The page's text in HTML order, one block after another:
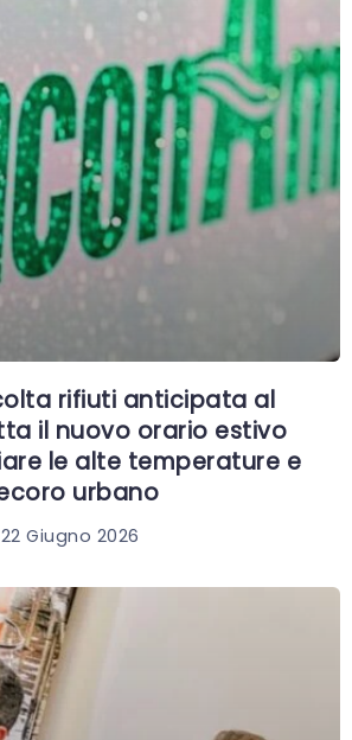
rifiuti anticipata al
il nuovo orario estivo
le alte temperature e
urbano
22 Giugno 2026